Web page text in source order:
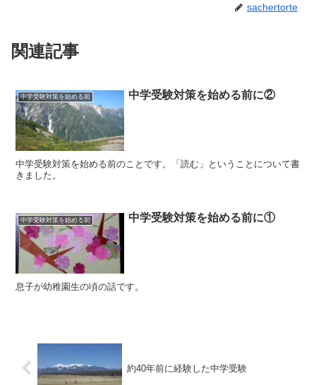
sachertorte
関連記事
中学受験対策を始める前 中学受験対策を始める前に②
中学受験対策を始める前のことです。「読む」ということについて書
きました。
中学受験対策を始める前 中学受験対策を始める前に①
息子が幼稚園生の頃の話です。
約40年前に経験した中学受験